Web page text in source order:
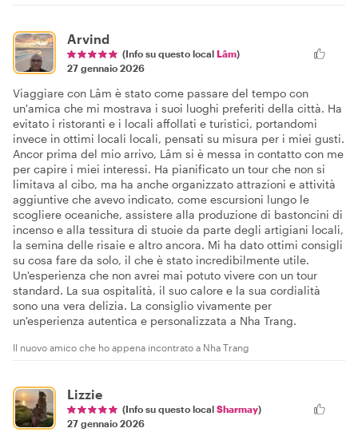
Arvind
(Info su questo local Lâm)
27 gennaio 2026
Viaggiare con Lâm è stato come passare del tempo con
un'amica che mi mostrava i suoi luoghi preferiti della città. Ha
evitato i ristoranti e i locali affollati e turistici, portandomi
invece in ottimi locali locali, pensati su misura per i miei gusti.
Ancor prima del mio arrivo, Lâm si è messa in contatto con me
per capire i miei interessi. Ha pianificato un tour che non si
limitava al cibo, ma ha anche organizzato attrazioni e attività
aggiuntive che avevo indicato, come escursioni lungo le
scogliere oceaniche, assistere alla produzione di bastoncini di
incenso e alla tessitura di stuoie da parte degli artigiani locali,
la semina delle risaie e altro ancora. Mi ha dato ottimi consigli
su cosa fare da solo, il che è stato incredibilmente utile.
Un'esperienza che non avrei mai potuto vivere con un tour
standard. La sua ospitalità, il suo calore e la sua cordialità
sono una vera delizia. La consiglio vivamente per
un'esperienza autentica e personalizzata a Nha Trang.
Il nuovo amico che ho appena incontrato a Nha Trang
Lizzie
(Info su questo local Sharmay)
27 gennaio 2026